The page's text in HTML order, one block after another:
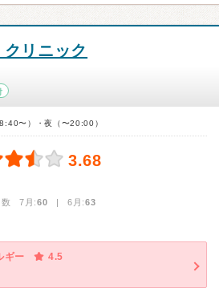
リニック
〜）・夜（〜20:00）
3.68
数 7月:60 | 6月:63
ギー
4.5